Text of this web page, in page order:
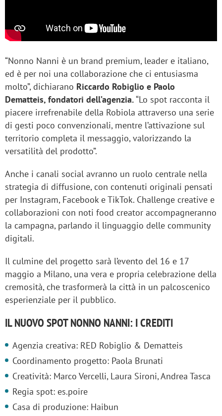
“Nonno Nanni è un brand premium, leader e italiano,
ed è per noi una collaborazione che ci entusiasma
molto”, dichiarano Riccardo Robiglio e Paolo
Dematteis, fondatori dell’agenzia.“Lo spot racconta il
piacere irrefrenabile della Robiola attraverso una serie
di gesti poco convenzionali, mentre l’attivazione sul
territorio completa il messaggio, valorizzando la
versatilità del prodotto”.
Anche i canali social avranno un ruolo centrale nella
strategia di diffusione, con contenuti originali pensati
per Instagram, Facebook e TikTok. Challenge creative e
collaborazioni con noti food creator accompagneranno
la campagna, parlando il linguaggio delle community
digitali.
Il culmine del progetto sarà l’evento del 16 e 17
maggio a Milano, una vera e propria celebrazione della
cremosità, che trasformerà la città in un palcoscenico
esperienziale per il pubblico.
IL NUOVO SPOT NONNO NANNI: I CREDITI
Agenzia creativa: RED Robiglio & Dematteis
Coordinamento progetto: Paola Brunati
Creatività: Marco Vercelli, Laura Sironi, Andrea Tasca
Regia spot: es.poire
Casa di produzione: Haibun